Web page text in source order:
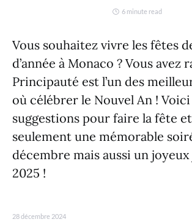
6 minute read
Vous souhaitez vivre les fêtes
d’année à Monaco ? Vous avez
Principauté est l’un des
où célébrer le Nouvel An !
suggestions pour faire la fête
seulement une mémorable
décembre mais aussi un joyeux
2025 !
28 décembre 2024